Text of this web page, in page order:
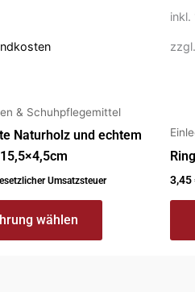
& Schuhpflegemittel
Naturholz und echtem
Umsatzsteuer
wählen
inkl.
3,45